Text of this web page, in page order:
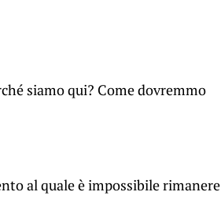
siamo qui? Come dovremmo
al quale è impossibile rimanere